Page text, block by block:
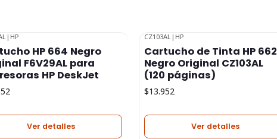
| HP
HP 664 Negro
F6V29AL para
HP DeskJet
Ver detalles
Agotado
CZ103AL | HP
Cartucho de Tinta HP 662
Negro Original CZ103AL
(120 páginas)
$13.952
Ver detalles